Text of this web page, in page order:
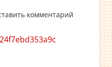
комментарий